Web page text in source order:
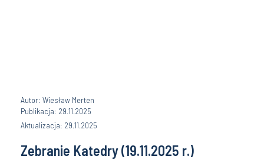
Autor: Wiesław Merten
Publikacja: 29.11.2025
Aktualizacja: 29.11.2025
Zebranie Katedry (19.11.2025 r.)